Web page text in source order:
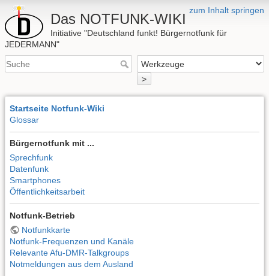
zum Inhalt springen
Das NOTFUNK-WIKI
Initiative "Deutschland funkt! Bürgernotfunk für
JEDERMANN"
>
Startseite Notfunk-Wiki
Glossar
Bürgernotfunk mit ...
Sprechfunk
Datenfunk
Smartphones
Öffentlichkeitsarbeit
Notfunk-Betrieb
Notfunkkarte
Notfunk-Frequenzen und Kanäle
Relevante Afu-DMR-Talkgroups
Notmeldungen aus dem Ausland